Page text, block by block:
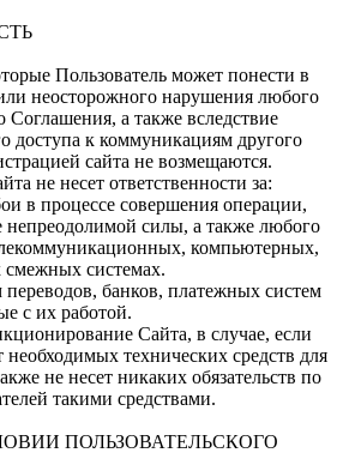
Пользователь может понести в
неосторожного нарушения любого
Соглашения, а также вследствие
доступа к коммуникациям другого
сайта не возмещаются.
не несет ответственности за:
в процессе совершения операции,
непреодолимой силы, а также любого
компьютерных,
смежных системах.
переводов, банков, платежных систем
с их работой.
Сайта, в случае, если
необходимых технических средств для
не несет никаких обязательств по
такими средствами.
ПОЛЬЗОВАТЕЛЬСКОГО